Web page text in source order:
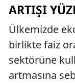
ARTIŞI
Ülkemizde
birlikte faiz
sektörüne
artmasına